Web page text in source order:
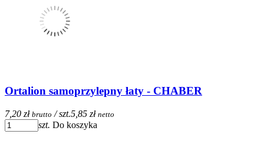
Ortalion samoprzylepny łaty - CHABER
7,20 zł brutto / szt.5,85 zł netto
szt. Do koszyka